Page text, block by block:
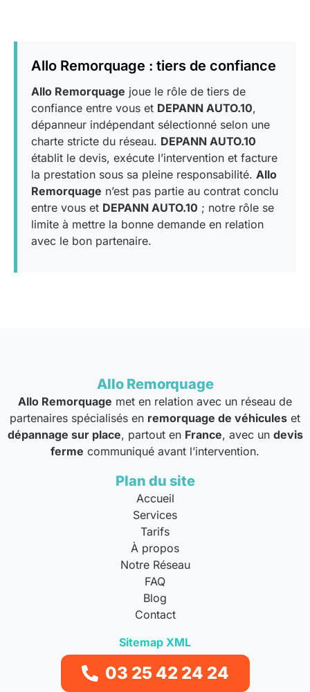
Allo Remorquage : tiers de confiance
Allo Remorquage joue le rôle de tiers de
confiance entre vous et DEPANN AUTO.10,
dépanneur indépendant sélectionné selon une
charte stricte du réseau. DEPANN AUTO.10
établit le devis, exécute l’intervention et facture
la prestation sous sa pleine responsabilité. Allo
Remorquage n’est pas partie au contrat conclu
entre vous et DEPANN AUTO.10 ; notre rôle se
limite à mettre la bonne demande en relation
avec le bon partenaire.
Allo Remorquage
Allo Remorquage met en relation avec un réseau de
partenaires spécialisés en remorquage de véhicules et
dépannage sur place, partout en France, avec un devis
ferme communiqué avant l’intervention.
Plan du site
Accueil
Services
Tarifs
À propos
Notre Réseau
FAQ
Blog
Contact
Sitemap XML
Liens utiles
03 25 42 24 24